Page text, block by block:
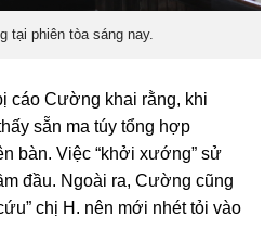
tại phiên tòa sáng nay.
cáo Cường khai rằng, khi
sẵn ma túy tổng hợp
bàn. Việc “khởi xướng” sử
đầu. Ngoài ra, Cường cũng
chị H. nên mới nhét tỏi vào